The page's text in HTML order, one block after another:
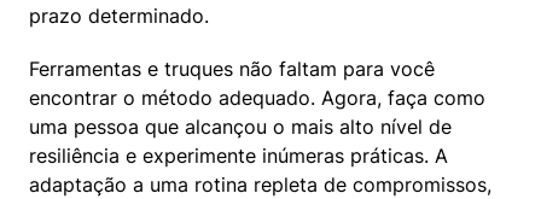
prazo determinado.
Ferramentas e truques não faltam para você
encontrar o método adequado. Agora, faça como
uma pessoa que alcançou o mais alto nível de
resiliência e experimente inúmeras práticas. A
adaptação a uma rotina repleta de compromissos,